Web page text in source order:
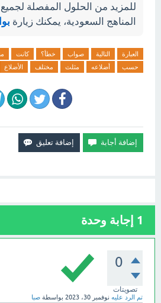
للمزيد من الحلول المفصلة
المناهج السعودية، يمكنك زيارة
العبارة التالية صواب خطأ؟ كانت
حسب
أضلاعه مثلث مختلف الأضلاع
1 إجابة وحدة
0
تصويتات
تم الرد عليه نوفمبر 30، 2023 بواسطة صبا